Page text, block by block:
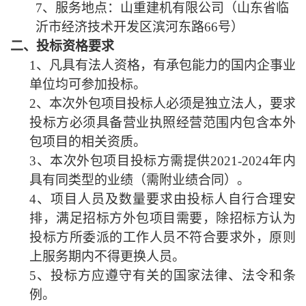
7、服务地点：山重建机有限公司（山东省临
沂市经济技术开发区滨河东路66号）
二、投标资格要求
1、凡具有法人资格，有承包能力的国内企事业
单位均可参加投标。
2、本次外包项目投标人必须是独立法人，要求
投标方必须具备营业执照经营范围内包含本外
包项目的相关资质。
3、本次外包项目投标方需提供2021-2024年内
具有同类型的业绩（需附业绩合同）。
4、项目人员及数量要求由投标人自行合理安
排，满足招标方外包项目需要，除招标方认为
投标方所委派的工作人员不符合要求外，原则
上服务期内不得更换人员。
5、投标方应遵守有关的国家法律、法令和条
例。